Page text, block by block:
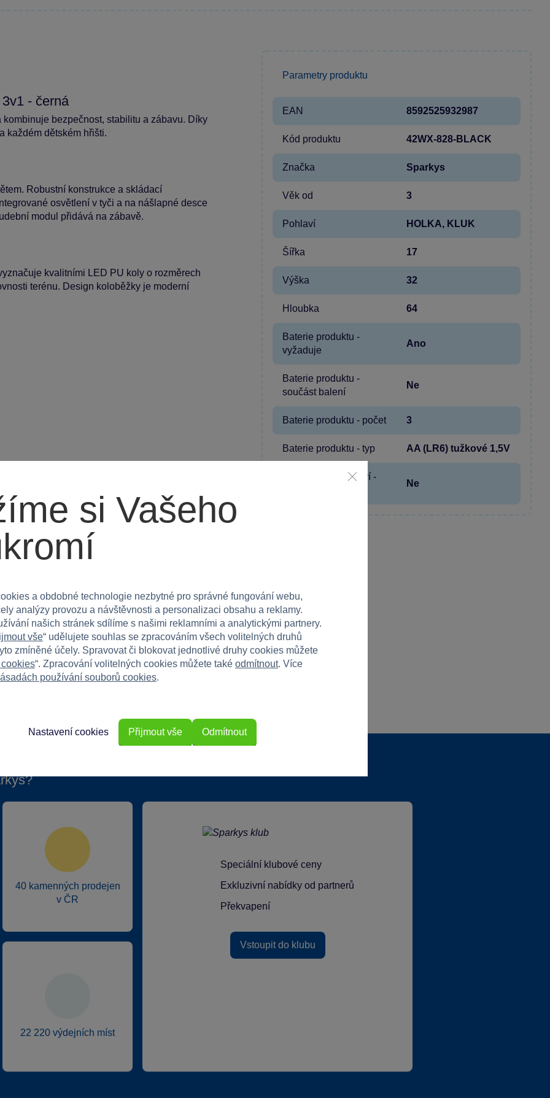
- černá
bezpečnost, stabilitu a zábavu. Díky
každém dětském hřišti.
Robustní konstrukce a skládací
osvětlení v tyči a na nášlapné desce
modul přidává na zábavě.
kvalitními LED PU koly o rozměrech
terénu. Design koloběžky je moderní
Je skvělým společníkem na výlety i pro
a funkční koloběžkou Sparkys!
Parametry produktu
EAN 8592525932987
Kód produktu 42WX-828-BLACK
Značka Sparkys
Věk od 3
Pohlaví HOLKA, KLUK
Šířka 17
Výška 32
Hloubka 64
Baterie produktu -
vyžaduje
Ano
Baterie produktu -
součást balení
Ne
Baterie produktu - počet 3
Baterie produktu - typ AA (LR6) tužkové 1,5V
Baterie příslušenství -
Ne
40 kamenných prodejen
v ČR
22 220 výdejních míst
Speciální klubové ceny
Exkluzivní nabídky od partnerů
Překvapení
Vstoupit do klubu
si Vašeho
a obdobné technologie nezbytné pro správné fungování webu,
analýzy provozu a návštěvnosti a personalizaci obsahu a reklamy.
našich stránek sdílíme s našimi reklamními a analytickými partnery.
vše“ udělujete souhlas se zpracováním všech volitelných druhů
zmíněné účely. Spravovat či blokovat jednotlivé druhy cookies můžete
“. Zpracování volitelných cookies můžete také odmítnout. Více
používání souborů cookies.
Odmítnout
Nastavení cookies Přijmout vše